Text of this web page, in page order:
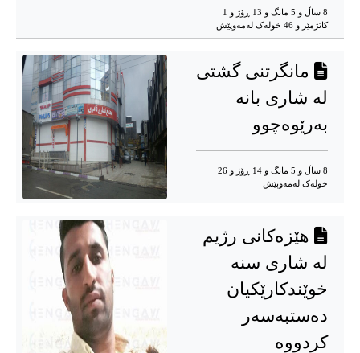
8 ساڵ و 5 مانگ و 13 ڕۆژ و 1
کاتژمێر و 46 خوله‌ک له‌مه‌وپێش‌
مانگرتنی گشتی
لە شاری بانە
بەرێوەچوو
8 ساڵ و 5 مانگ و 14 ڕۆژ و 26
خوله‌ک له‌مه‌وپێش‌
هێزەکانی رژیم
لە شاری سنە
خوێندکارێکیان
دەستبەسەر
کردووە